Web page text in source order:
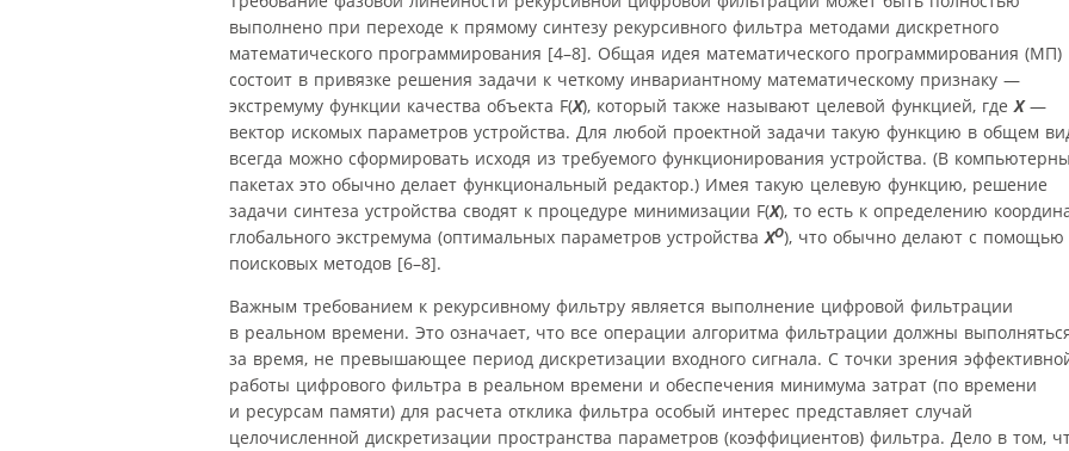
выполнено при переходе к прямому синтезу рекурсивного фильтра методами дискретного
математического программирования [4–8]. Общая идея математического программирования (МП)
состоит в привязке решения задачи к четкому инвариантному математическому признаку —
экстремуму функции качества объекта F(X), который также называют целевой функцией, гдеХ—
вектор искомых параметров устройства. Для любой проектной задачи такую функцию в общем
всегда можно сформировать исходя из требуемого функционирования устройства. (В
пакетах это обычно делает функциональный редактор.) Имея такую целевую функцию, решение
задачи синтеза устройства сводят к процедуре минимизации F(X), то есть к определению
глобального экстремума (оптимальных параметров устройстваXО), что обычно делают с помощью
поисковых методов [6–8].
Важным требованием к рекурсивному фильтру является выполнение цифровой фильтрации
в реальном времени. Это означает, что все операции алгоритма фильтрации должны
за время, не превышающее период дискретизации входного сигнала. С точки зрения
работы цифрового фильтра в реальном времени и обеспечения минимума затрат (по времени
и ресурсам памяти) для расчета отклика фильтра особый интерес представляет случай
целочисленной дискретизации пространства параметров (коэффициентов) фильтра. Дело в том,